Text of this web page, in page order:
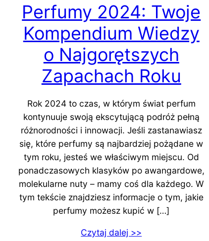
Perfumy 2024: Twoje
Kompendium Wiedzy
o Najgorętszych
Zapachach Roku
Rok 2024 to czas, w którym świat perfum
kontynuuje swoją ekscytującą podróż pełną
różnorodności i innowacji. Jeśli zastanawiasz
się, które perfumy są najbardziej pożądane w
tym roku, jesteś we właściwym miejscu. Od
ponadczasowych klasyków po awangardowe,
molekularne nuty – mamy coś dla każdego. W
tym tekście znajdziesz informacje o tym, jakie
perfumy możesz kupić w […]
Czytaj dalej >>